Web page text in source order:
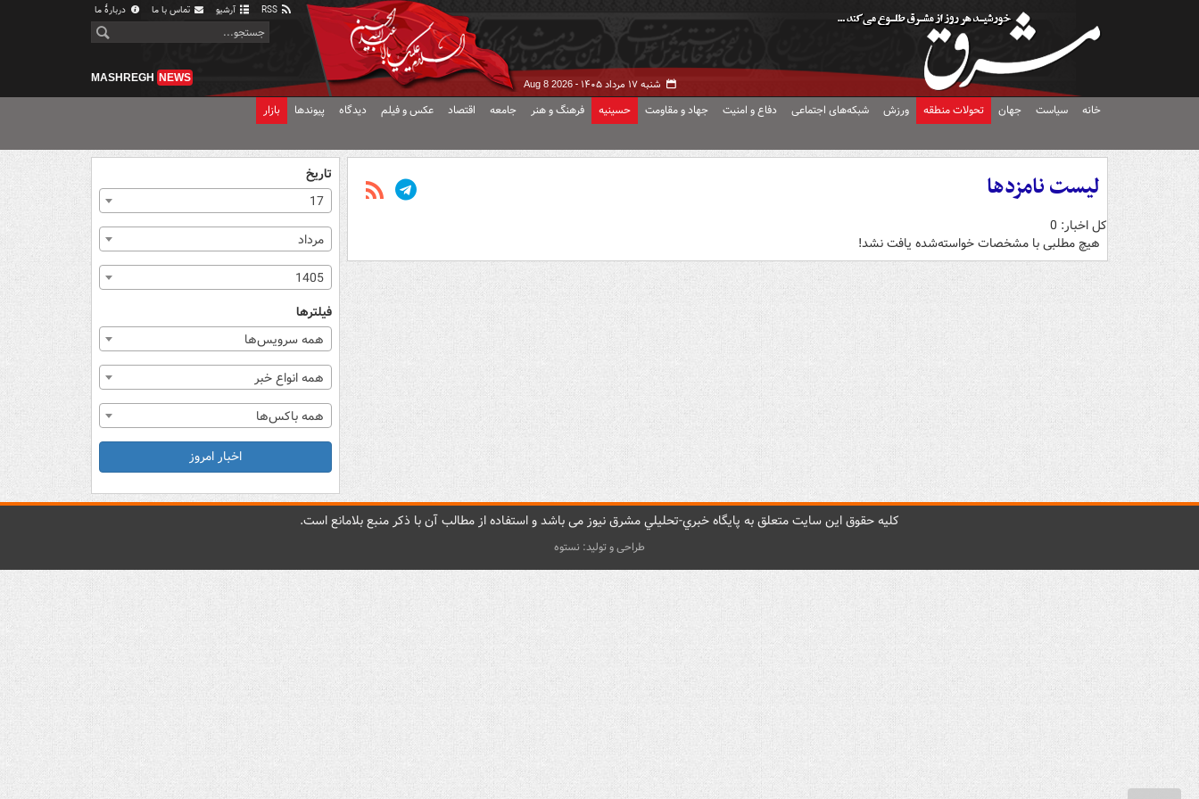
آرشیو تماس با ما دربارهٔ ما
شنبه ۱۷ مرداد ۱۴۰۵ - Aug 8 2026
MASHREGH NEWS
خانه سیاست جهان تحولات منطقه ورزش شبکه‌های اجتماعی دفاع و امنیت جهاد و مقاومت حسینیه فرهنگ و هنر جامعه اقتصاد عکس و فیلم دیدگاه پیوندها بازار
لیست نامزدها
کل اخبار: 0
هیچ مطلبی با مشخصات خواسته‌شده یافت نشد!
تاریخ
17
مرداد
1405
فیلترها
همه سرویس‌ها
همه انواع خبر
همه باکس‌ها
اخبار امروز
کليه حقوق اين سايت متعلق به پایگاه خبري-تحليلي مشرق نيوز می باشد و استفاده از مطالب آن با ذکر منبع بلامانع است.
طراحی و تولید: نستوه